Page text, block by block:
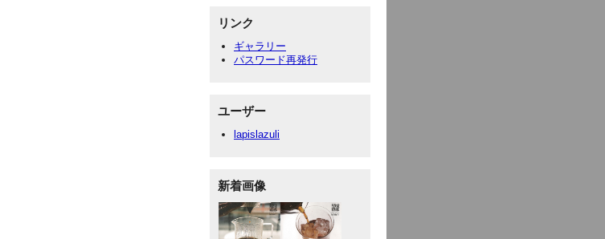
リンク
ギャラリー
パスワード再発行
ユーザー
lapislazuli
新着画像